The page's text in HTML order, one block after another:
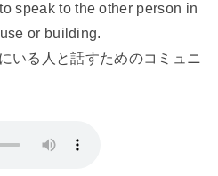
speak to the other person in
or building.
いる人と話すためのコミュニ